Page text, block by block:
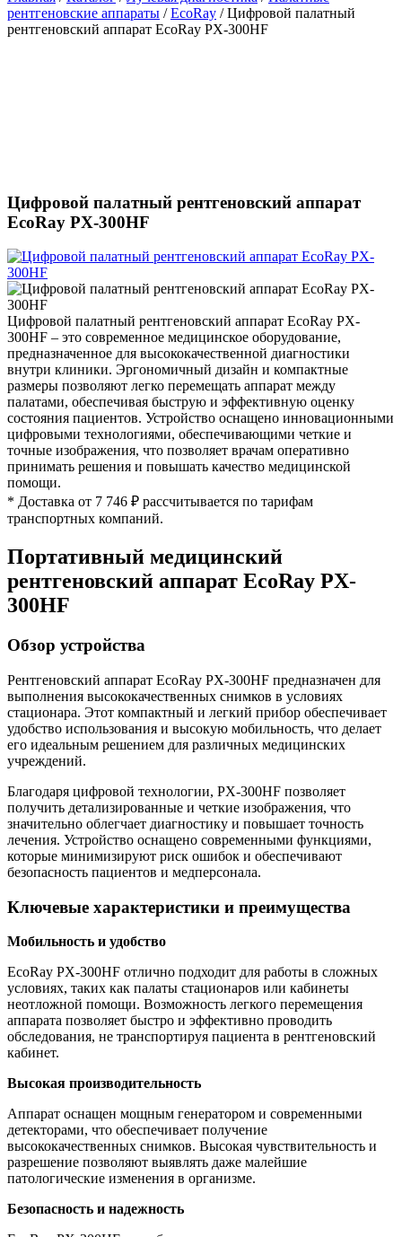
рентгеновские аппараты /EcoRay /Цифровой палатный
рентгеновский аппарат EcoRay PX-300HF
Цифровой палатный рентгеновский аппарат
EcoRay PX-300HF
Цифровой палатный рентгеновский аппарат EcoRay PX-
300HF – это современное медицинское оборудование,
предназначенное для высококачественной диагностики
внутри клиники. Эргономичный дизайн и компактные
размеры позволяют легко перемещать аппарат между
палатами, обеспечивая быструю и эффективную оценку
состояния пациентов. Устройство оснащено инновационными
цифровыми технологиями, обеспечивающими четкие и
точные изображения, что позволяет врачам оперативно
принимать решения и повышать качество медицинской
помощи.
* Доставка от 7 746 ₽ рассчитывается по тарифам
транспортных компаний.
Портативный медицинский
рентгеновский аппарат EcoRay PX-
300HF
Обзор устройства
Рентгеновский аппарат EcoRay PX-300HF предназначен для
выполнения высококачественных снимков в условиях
стационара. Этот компактный и легкий прибор обеспечивает
удобство использования и высокую мобильность, что делает
его идеальным решением для различных медицинских
учреждений.
Благодаря цифровой технологии, PX-300HF позволяет
получить детализированные и четкие изображения, что
значительно облегчает диагностику и повышает точность
лечения. Устройство оснащено современными функциями,
которые минимизируют риск ошибок и обеспечивают
безопасность пациентов и медперсонала.
Ключевые характеристики и преимущества
Мобильность и удобство
EcoRay PX-300HF отлично подходит для работы в сложных
условиях, таких как палаты стационаров или кабинеты
неотложной помощи. Возможность легкого перемещения
аппарата позволяет быстро и эффективно проводить
обследования, не транспортируя пациента в рентгеновский
кабинет.
Высокая производительность
Аппарат оснащен мощным генератором и современными
детекторами, что обеспечивает получение
высококачественных снимков. Высокая чувствительность и
разрешение позволяют выявлять даже малейшие
патологические изменения в организме.
Безопасность и надежность